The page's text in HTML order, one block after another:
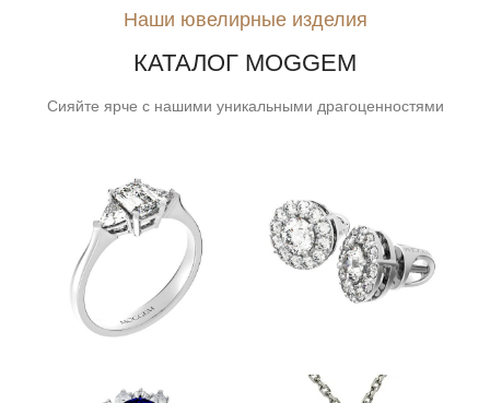
Наши ювелирные изделия
КАТАЛОГ MOGGEM
Сияйте ярче с нашими уникальными драгоценностями
ПОМОЛВОЧНЫЕ
СЕРЬГИ